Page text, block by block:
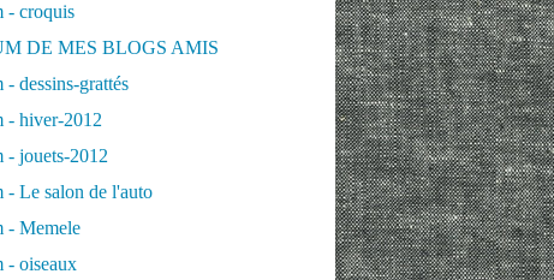
- croquis
DE MES BLOGS AMIS
- dessins-grattés
- hiver-2012
- jouets-2012
- Le salon de l'auto
- Memele
- oiseaux